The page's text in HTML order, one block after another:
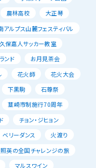
農林高校
大正琴
アルプス山麓フェスティバル
保嘉人サッカー教室
ンド
お月見茶会
花火師
花火大会
下黒駒
石尊祭
韮崎市制施行70周年
チョン・ジヒョン
ベリーダンス
火渡り
照英の全国チャレンジの旅
マルスワイン